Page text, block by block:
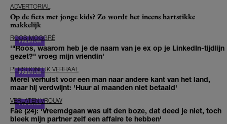
ADVERTORIAL
Op de fiets met jonge kids? Zo wordt het ineens hartstikke
makkelijk
ROOS MOGGRÉ
'"Roos, waarom heb je de naam van je ex op je LinkedIn-tijdlijn
gezet?" vroeg mijn vriendin'
PERSOONLIJK VERHAAL
Merel verhuist voor een man naar andere kant van het land,
maar hij verdwijnt: 'Huur al maanden niet betaald'
VERLATEN VROUW
Fae (24): 'Vreemdgaan was uit den boze, dat deed je niet, toch
bleek mijn partner zelf een affaire te hebben'